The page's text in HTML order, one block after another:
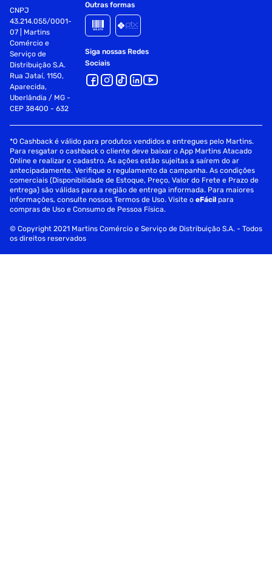
CNPJ
43.214.055/0001-
07 | Martins
Comércio e
Serviço de
Distribuição S.A.
Rua Jataí, 1150,
Aparecida,
Uberlândia / MG -
CEP 38400 - 632
Outras formas
Siga nossas Redes
Sociais
*O Cashback é válido para produtos vendidos e entregues pelo Martins.
Para resgatar o cashback o cliente deve baixar o App Martins Atacado
Online e realizar o cadastro. As ações estão sujeitas a saírem do ar
antecipadamente. Verifique o regulamento da campanha. As condições
comerciais (Disponibilidade de Estoque, Preço, Valor do Frete e Prazo de
entrega) são válidas para a região de entrega informada. Para maiores
informações, consulte nossos Termos de Uso. Visite oeFácil para
compras de Uso e Consumo de Pessoa Física.
© Copyright 2021 Martins Comércio e Serviço de Distribuição S.A. - Todos
os direitos reservados